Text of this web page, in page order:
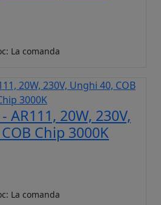
La comanda
AR111, 20W, 230V,
Chip 3000K
La comanda